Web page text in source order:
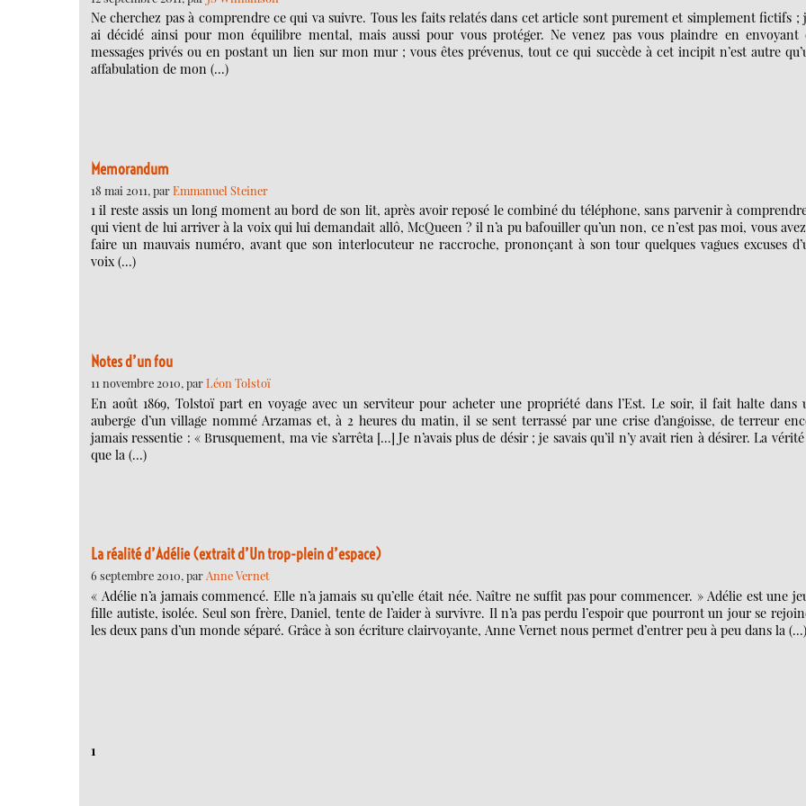
Ne cherchez pas à comprendre ce qui va suivre. Tous les faits relatés dans cet article sont purement et simplement fictifs ;
ai décidé ainsi pour mon équilibre mental, mais aussi pour vous protéger. Ne venez pas vous plaindre en envoyant
messages privés ou en postant un lien sur mon mur ; vous êtes prévenus, tout ce qui succède à cet incipit n’est autre
affabulation de mon (…)
Memorandum
18 mai 2011, parEmmanuel Steiner
1 il reste assis un long moment au bord de son lit, après avoir reposé le combiné du téléphone, sans parvenir à
qui vient de lui arriver à la voix qui lui demandait allô, McQueen ? il n’a pu bafouiller qu’un non, ce n’est pas moi, vous
faire un mauvais numéro, avant que son interlocuteur ne raccroche, prononçant à son tour quelques vagues excuses
voix (…)
Notes d’un fou
11 novembre 2010, parLéon Tolstoï
En août 1869, Tolstoï part en voyage avec un serviteur pour acheter une propriété dans l’Est. Le soir, il fait halte dans
auberge d’un village nommé Arzamas et, à 2 heures du matin, il se sent terrassé par une crise d’angoisse, de terreur
jamais ressentie : « Brusquement, ma vie s’arrêta […] Je n’avais plus de désir ; je savais qu’il n’y avait rien à désirer. La
que la (…)
La réalité d’Adélie (extrait d’Un trop-plein d’espace)
6 septembre 2010, parAnne Vernet
« Adélie n’a jamais commencé. Elle n’a jamais su qu’elle était née. Naître ne suffit pas pour commencer. » Adélie est une
fille autiste, isolée. Seul son frère, Daniel, tente de l’aider à survivre. Il n’a pas perdu l’espoir que pourront un jour se
les deux pans d’un monde séparé. Grâce à son écriture clairvoyante, Anne Vernet nous permet d’entrer peu à peu dans la (…)
1